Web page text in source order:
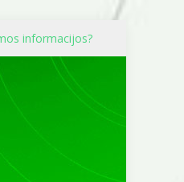
informacijos?